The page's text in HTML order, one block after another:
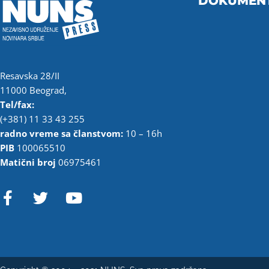
Resavska 28/II
11000 Beograd,
Tel/fax:
(+381) 11 33 43 255
radno vreme sa članstvom: 10 – 16h
PIB 100065510
Matični broj 06975461
F
a
b
T
t
Y
u